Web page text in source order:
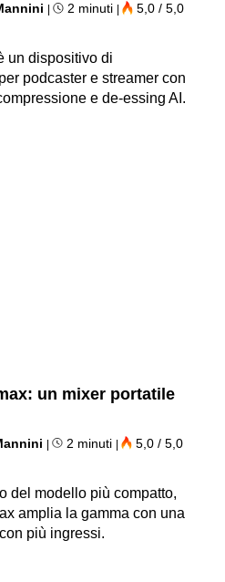
| 2 minuti | 5,0 / 5,0
un dispositivo di
podcaster e streamer con
e de-essing AI.
un mixer portatile
| 2 minuti | 5,0 / 5,0
del modello più compatto,
amplia la gamma con una
più ingressi.